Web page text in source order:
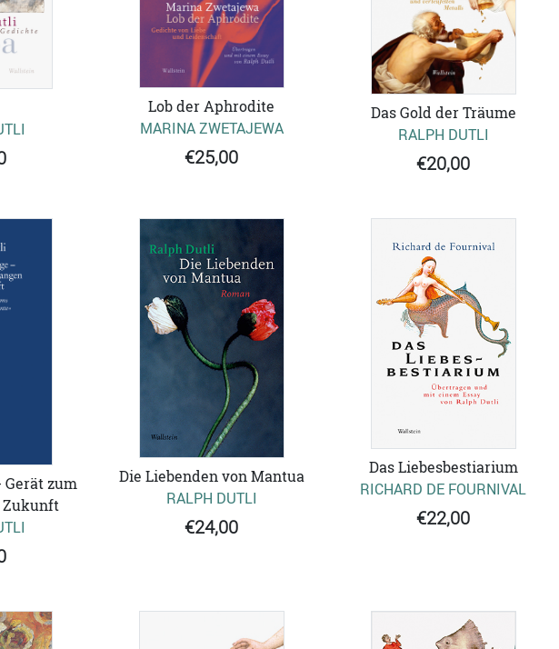
Lob der Aphrodite
MARINA ZWETAJEWA
€25,00
Das Gold der Träume
RALPH DUTLI
€20,00
Gerät zum
Zukunft
Die Liebenden von Mantua
RALPH DUTLI
€24,00
Das Liebesbestiarium
RICHARD DE FOURNIVAL
€22,00